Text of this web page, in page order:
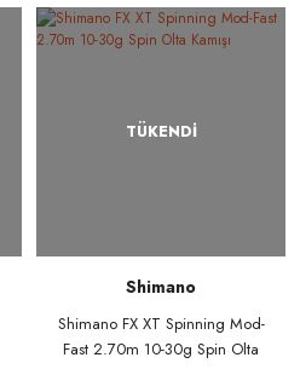
TÜKENDİ
Shimano
Shimano FX XT Spinning Mod-
Fast 2.70m 10-30g Spin Olta